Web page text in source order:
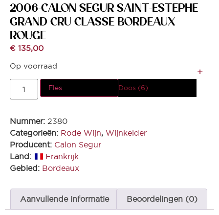
2006-CALON SEGUR SAINT-ESTEPHE
GRAND CRU CLASSE BORDEAUX
ROUGE
€ 135,00
Op voorraad
Fles Doos (6)
Nummer: 2380
Categorieën: Rode Wijn, Wijnkelder
Producent: Calon Segur
Land:
Frankrijk
Gebied: Bordeaux
Aanvullende informatie Beoordelingen (0)